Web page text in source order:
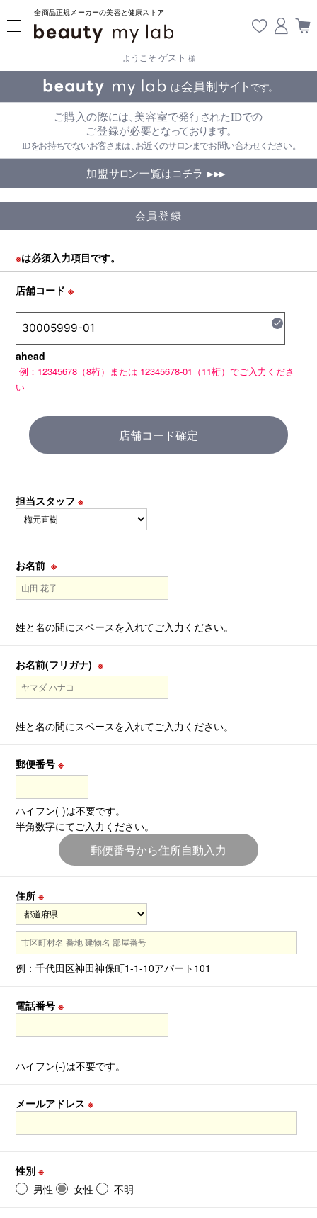
全商品正規メーカーの美容と健康ストア
ようこそ ゲスト 様
会員登録
※は必須入力項目です。
店舗コード※
ahead
店舗コード確定
担当スタッフ※
お名前※
姓と名の間にスペースを入れてご入力ください。
お名前(フリガナ)※
姓と名の間にスペースを入れてご入力ください。
郵便番号※
ハイフン(-)は不要です。
半角数字にてご入力ください。
郵便番号から住所自動入力
住所※
例：千代田区神田神保町1-1-10アパート101
電話番号※
ハイフン(-)は不要です。
メールアドレス※
性別※
男性
女性 不明
check